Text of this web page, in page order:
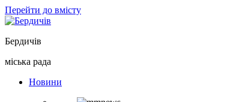
Перейти до вмісту
Бердичів
міська рада
Новини